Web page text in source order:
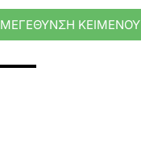
ΜΕΓΕΘΥΝΣΗ ΚΕΙΜΕΝΟΥ